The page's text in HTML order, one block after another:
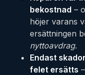
bekostnad –
höjer varans
ersättningen
nyttoavdrag.
Endast
felet ersätts